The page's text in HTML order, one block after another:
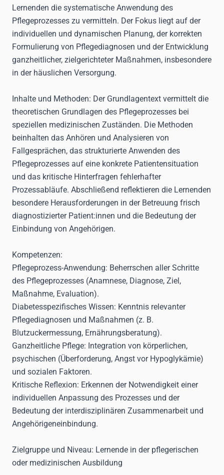
Lernenden die systematische Anwendung des
Pflegeprozesses zu vermitteln. Der Fokus liegt auf der
individuellen und dynamischen Planung, der korrekten
Formulierung von Pflegediagnosen und der Entwicklung
ganzheitlicher, zielgerichteter Maßnahmen, insbesondere
in der häuslichen Versorgung.
Inhalte und Methoden: Der Grundlagentext vermittelt die
theoretischen Grundlagen des Pflegeprozesses bei
speziellen medizinischen Zuständen. Die Methoden
beinhalten das Anhören und Analysieren von
Fallgesprächen, das strukturierte Anwenden des
Pflegeprozesses auf eine konkrete Patientensituation
und das kritische Hinterfragen fehlerhafter
Prozessabläufe. Abschließend reflektieren die Lernenden
besondere Herausforderungen in der Betreuung frisch
diagnostizierter Patient:innen und die Bedeutung der
Einbindung von Angehörigen.
Kompetenzen:
Pflegeprozess-Anwendung: Beherrschen aller Schritte
des Pflegeprozesses (Anamnese, Diagnose, Ziel,
Maßnahme, Evaluation).
Diabetesspezifisches Wissen: Kenntnis relevanter
Pflegediagnosen und Maßnahmen (z. B.
Blutzuckermessung, Ernährungsberatung).
Ganzheitliche Pflege: Integration von körperlichen,
psychischen (Überforderung, Angst vor Hypoglykämie)
und sozialen Faktoren.
Kritische Reflexion: Erkennen der Notwendigkeit einer
individuellen Anpassung des Prozesses und der
Bedeutung der interdisziplinären Zusammenarbeit und
Angehörigeneinbindung.
Zielgruppe und Niveau: Lernende in der pflegerischen
oder medizinischen Ausbildung